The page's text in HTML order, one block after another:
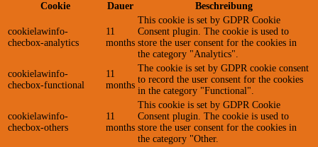
Cookie
Dauer Beschreibung
cookielawinfo-
checbox-analytics
11
months
This cookie is set by GDPR Cookie
Consent plugin. The cookie is used to
store the user consent for the cookies in
the category "Analytics".
cookielawinfo-
checbox-functional
11
months
The cookie is set by GDPR cookie consent
to record the user consent for the cookies
in the category "Functional".
cookielawinfo-
checbox-others
11
months
This cookie is set by GDPR Cookie
Consent plugin. The cookie is used to
store the user consent for the cookies in
the category "Other.